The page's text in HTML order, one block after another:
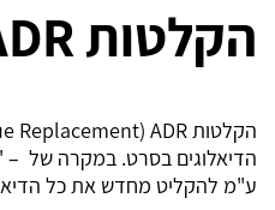
הקלטות ADR לסרטים
הדיאלוגים בסרט. במקרה של –
ע"מ להקליט מחדש את כל